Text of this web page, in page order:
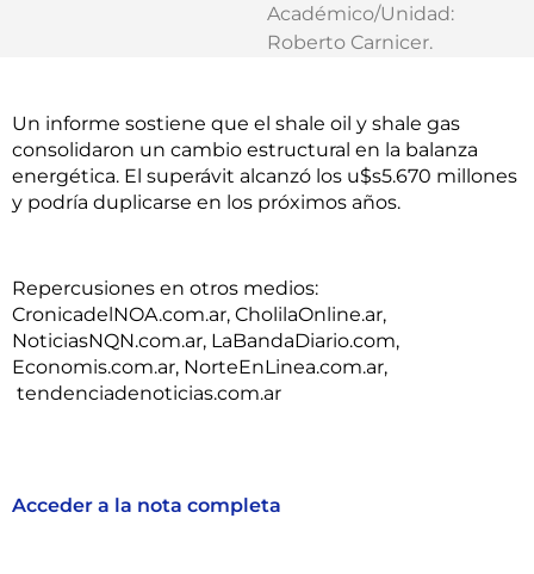
Académico/Unidad:
Roberto Carnicer.
Un informe sostiene que el shale oil y shale gas
consolidaron un cambio estructural en la balanza
energética. El superávit alcanzó los u$s5.670 millones
y podría duplicarse en los próximos años.
Repercusiones en otros medios:
CronicadelNOA.com.ar, CholilaOnline.ar,
NoticiasNQN.com.ar, LaBandaDiario.com,
Economis.com.ar, NorteEnLinea.com.ar,
tendenciadenoticias.com.ar
Acceder a la nota completa